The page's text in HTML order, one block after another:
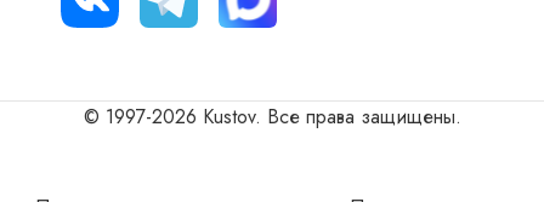
© 1997-2026 Kustov. Все права защищены.